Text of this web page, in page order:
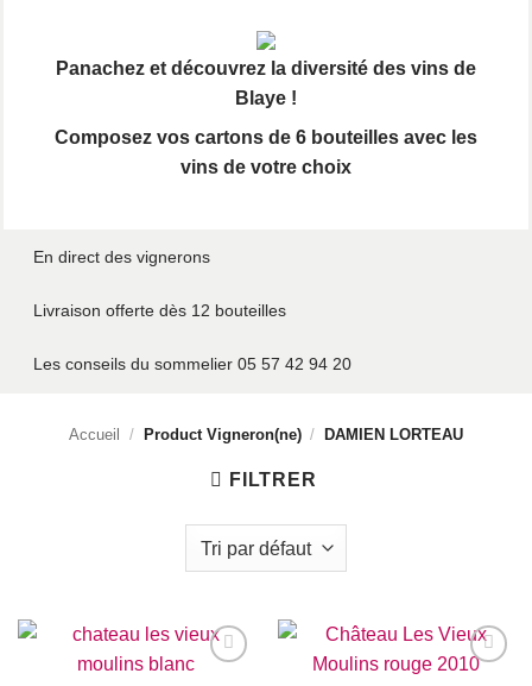
Panachez et découvrez la diversité des vins de
Blaye !
Composez vos cartons de 6 bouteilles avec les
vins de votre choix
En direct des vignerons
Livraison offerte dès 12 bouteilles
Les conseils du sommelier 05 57 42 94 20
Accueil / Product Vigneron(ne) / DAMIEN LORTEAU
FILTRER